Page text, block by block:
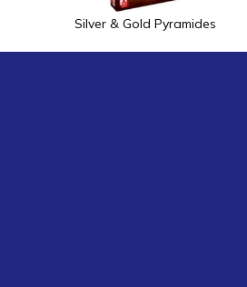
Silver & Gold Pyramides